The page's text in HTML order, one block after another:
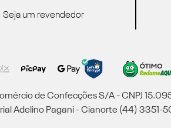
Seja um revendedor
de Confecções S/A - CNPJ
Adelino Pagani - Cianorte (44) 3351-